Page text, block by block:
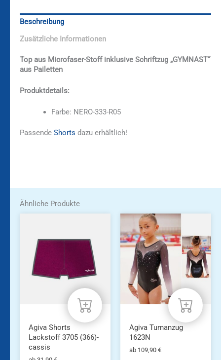
Beschreibung
Zusätzliche Informationen
Top aus Microfaser-Stoff inklusive Schriftzug „GYMNAST“
aus Pailetten
Produktdetails:
Farbe: NERO-333-R05
Passende Shorts dazu erhältlich!
Ähnliche Produkte
weist
mehrere
Varianten
auf.
Die
Produktseite
gewählt
werden
Agiva Shorts
Lackstoff 3705 (366)-
cassis
Dieses
Produkt
weist
mehrere
Varianten
auf.
Die
Optionen
können
auf
Produktseite
gewählt
werden
Agiva Turnanzug
1623N
ab 109,90 €